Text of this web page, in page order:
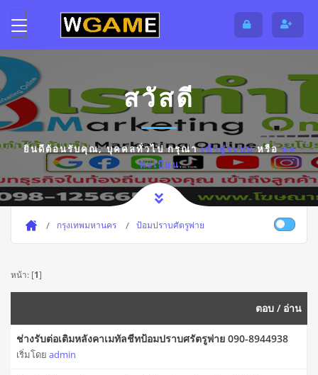
สวัสดี
ยินดีต้อนรับคุณ,บุคคลทั่วไปกรุณาเข้าสู่ระบบหรือลง
ทะเบียน
กรุงเทพมหานคร ป้อมปราบศัตรูพ่าย
หน้า: [1]
ตอบ / อ่าน
ช่างรับต่อเติมหลังคาเมทัลชีทป้อมปราบศรัตรูพ่าย 090-8944938
เริ่มโดย admin